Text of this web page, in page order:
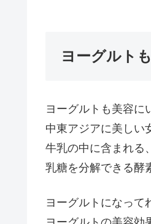
ヨーグルト
ヨーグルトも美容に
中東アジアに美しい
牛乳の中に含まれる
乳糖を分解できる酵
ヨーグルトになって